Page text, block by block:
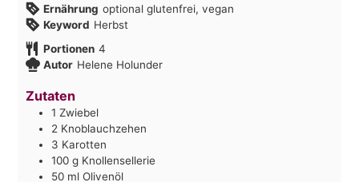
Ernährung optional glutenfrei, vegan
Keyword Herbst
Portionen 4
Autor Helene Holunder
Zutaten
1 Zwiebel
2 Knoblauchzehen
3 Karotten
100 g Knollensellerie
50 ml Olivenöl